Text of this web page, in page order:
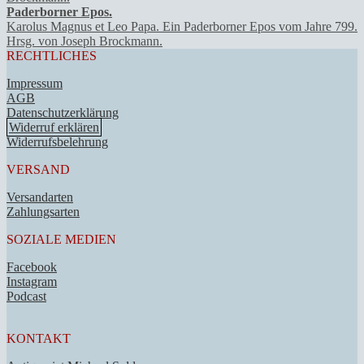
Paderborner Epos.
Karolus Magnus et Leo Papa. Ein Paderborner Epos vom Jahre 799.
Hrsg. von Joseph Brockmann.
RECHTLICHES
Impressum
AGB
Datenschutzerklärung
Widerruf erklären
Widerrufsbelehrung
VERSAND
Versandarten
Zahlungsarten
SOZIALE MEDIEN
Facebook
Instagram
Podcast
KONTAKT